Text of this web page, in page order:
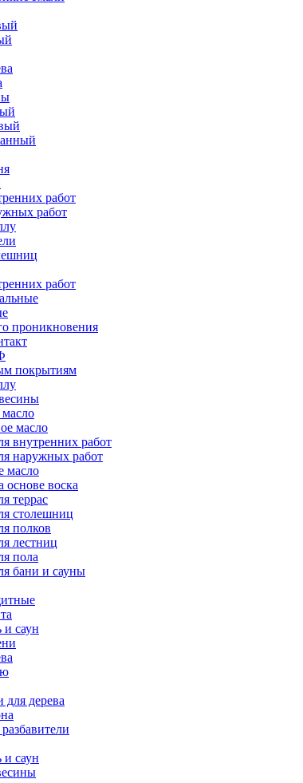
работ
работ
работ
проникновения
покрытиям
масло
внутренних работ
наружных работ
масло
основе воска
террас
столешниц
полков
лестниц
пола
бани и сауны
и саун
дерева
и саун